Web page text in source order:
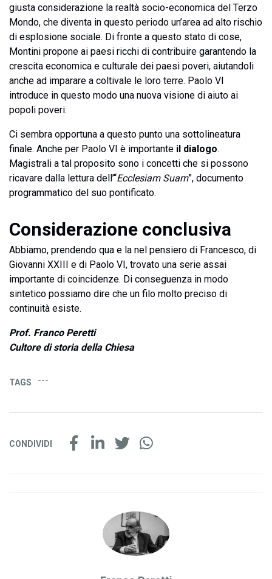
giusta considerazione la realtà socio-economica del Terzo
Mondo, che diventa in questo periodo un’area ad alto rischio
di esplosione sociale. Di fronte a questo stato di cose,
Montini propone ai paesi ricchi di contribuire garantendo la
crescita economica e culturale dei paesi poveri, aiutandoli
anche ad imparare a coltivale le loro terre. Paolo VI
introduce in questo modo una nuova visione di aiuto ai
popoli poveri.
Ci sembra opportuna a questo punto una sottolineatura
finale. Anche per Paolo VI è importante il dialogo.
Magistrali a tal proposito sono i concetti che si possono
ricavare dalla lettura dell’“Ecclesiam Suam”, documento
programmatico del suo pontificato.
Considerazione conclusiva
Abbiamo, prendendo qua e la nel pensiero di Francesco, di
Giovanni XXIII e di Paolo VI, trovato una serie assai
importante di coincidenze. Di conseguenza in modo
sintetico possiamo dire che un filo molto preciso di
continuità esiste.
Prof. Franco Peretti
Cultore di storia della Chiesa
TAGS ---
CONDIVIDI